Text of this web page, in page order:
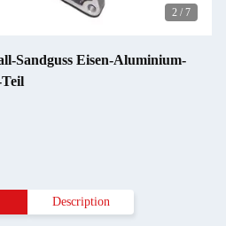
2 / 7
Sandguss Eisen-Aluminium-
Description